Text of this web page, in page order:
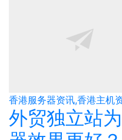
香港服务器资讯,香港主机
外贸独立站